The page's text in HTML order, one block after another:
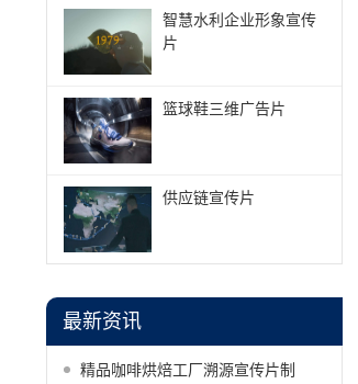
智慧水利企业形象宣传
片
篮球鞋三维广告片
供应链宣传片
最新资讯
精品咖啡烘焙工厂溯源宣传片制